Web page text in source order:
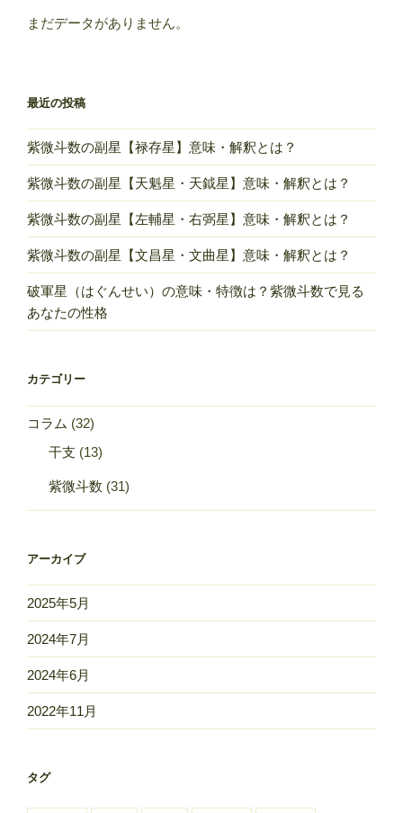
意
は？
紫
微
斗
数
で
見
る
あ
な
た
格”
の
ジ
まだデータがありません。
最近の投稿
紫微斗数の副星【禄存星】意味・解釈とは？
紫微斗数の副星【天魁星・天鉞星】意味・解釈とは？
紫微斗数の副星【左輔星・右弼星】意味・解釈とは？
紫微斗数の副星【文昌星・文曲星】意味・解釈とは？
破軍星（はぐんせい）の意味・特徴は？紫微斗数で見る
あなたの性格
カテゴリー
コラム (32)
干支 (13)
紫微斗数 (31)
アーカイブ
2025年5月
2024年7月
2024年6月
2022年11月
タグ